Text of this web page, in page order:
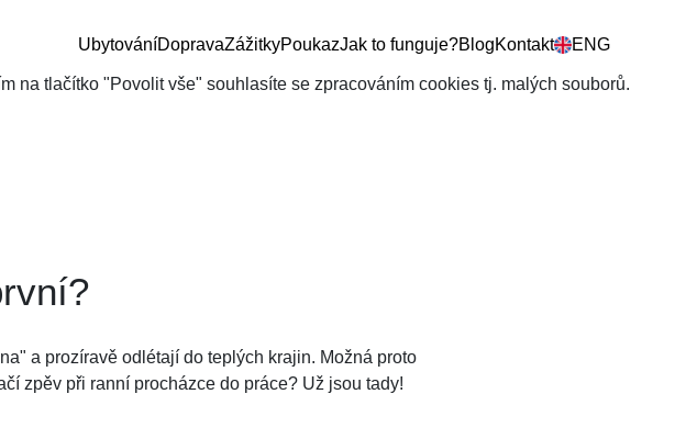
UbytováníDopravaZážitkyPoukazJak to funguje?BlogKontakt ENG
a prozíravě odlétají do teplých krajin. Možná proto
zpěv při ranní procházce do práce? Už jsou tady!
na tlačítko "Povolit vše" souhlasíte se zpracováním cookies tj. malých souborů.